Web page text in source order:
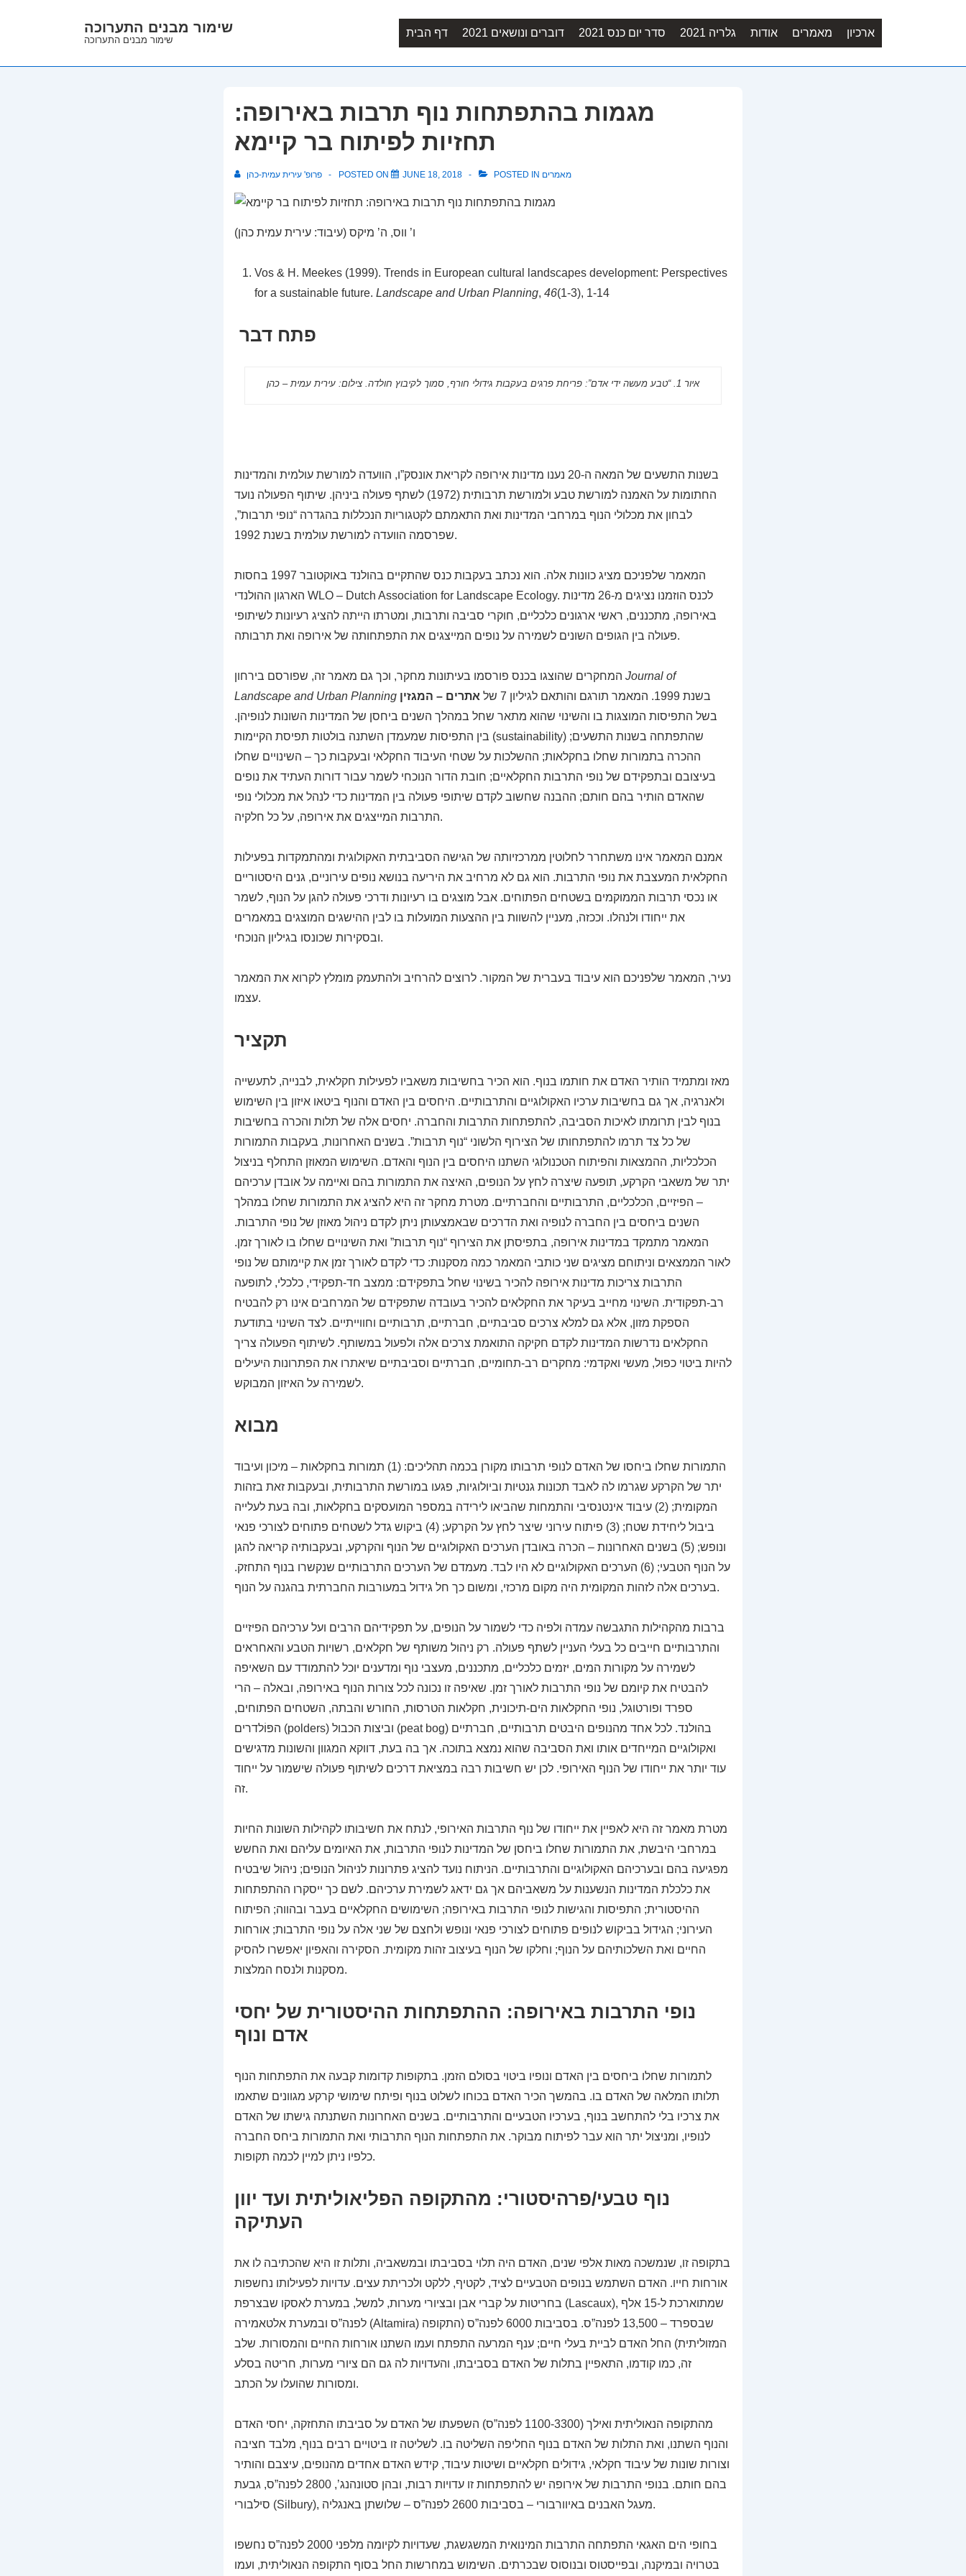
Main
שימור מבנים התערוכה
שימור מבנים התערוכה
Main
Navigation
דף הבית דוברים ונושאים 2021 סדר יום כנס 2021 גלריה 2021 אודות מאמרים ארכיון
מגמות בהתפתחות נוף תרבות באירופה:
תחזיות לפיתוח בר קיימא
פרופ' עירית עמית-כהן POSTED ON JUNE 18, 2018 POSTED IN מאמרים
ו’ ווס, ה’ מיקס (עיבוד: עירית עמית כהן)
Vos & H. Meekes (1999). Trends in European cultural landscapes development: Perspectives
for a sustainable future. Landscape and Urban Planning, 46(1-3), 1-14
פתח דבר
איור 1. “טבע מעשה ידי אדם”: פריחת פרגים בעקבות גידולי חורף, סמוך לקיבוץ חולדה. צילום: עירית עמית – כהן
בשנות התשעים של המאה ה-20 נענו מדינות אירופה לקריאת אונסק”ו, הוועדה למורשת עולמית והמדינות
החתומות על האמנה למורשת טבע ולמורשת תרבותית (1972) לשתף פעולה ביניהן. שיתוף הפעולה נועד
לבחון את מכלולי הנוף במרחבי המדינות ואת התאמתם לקטגוריות הנכללות בהגדרה “נופי תרבות”,
שפרסמה הוועדה למורשת עולמית בשנת 1992.
המאמר שלפניכם מציג כוונות אלה. הוא נכתב בעקבות כנס שהתקיים בהולנד באוקטובר 1997 בחסות
הארגון ההולנדי WLO – Dutch Association for Landscape Ecology. לכנס הוזמנו נציגים מ-26 מדינות
באירופה, מתכננים, ראשי ארגונים כלכליים, חוקרי סביבה ותרבות, ומטרתו הייתה להציג רעיונות לשיתופי
פעולה בין הגופים השונים לשמירה על נופים המייצגים את התפתחותה של אירופה ואת תרבותה.
Journal of
Landscape and Urban Planning
בשנת 1999. המאמר תורגם והותאם לגיליון 7 של
אתרים – המגזין
בשל התפיסות המוצגות בו והשינוי שהוא מתאר שחל במהלך השנים ביחסן של המדינות השונות לנופיהן.
בין התפיסות שמעמדן השתנה בולטות תפיסת הקיימות (sustainability) שהתפתחה בשנות התשעים;
ההכרה בתמורות שחלו בחקלאות; ההשלכות על שטחי העיבוד החקלאי ובעקבות כך – השינויים שחלו
בעיצובם ובתפקידם של נופי התרבות החקלאיים; חובת הדור הנוכחי לשמר עבור דורות העתיד את נופים
שהאדם הותיר בהם חותם; ההבנה שחשוב לקדם שיתופי פעולה בין המדינות כדי לנהל את מכלולי נופי
התרבות המייצגים את אירופה, על כל חלקיה.
אמנם המאמר אינו משתחרר לחלוטין ממרכזיותה של הגישה הסביבתית האקולוגית ומהתמקדות בפעילות
החקלאית המעצבת את נופי התרבות. הוא גם לא מרחיב את היריעה בנושא נופים עירוניים, גנים היסטוריים
או נכסי תרבות הממוקמים בשטחים הפתוחים. אבל מוצגים בו רעיונות ודרכי פעולה להגן על הנוף, לשמר
את ייחודו ולנהלו. וככזה, מעניין להשוות בין ההצעות המועלות בו לבין ההישגים המוצגים במאמרים
ובסקירות שכונסו בגיליון הנוכחי.
נעיר, המאמר שלפניכם הוא עיבוד בעברית של המקור. לרוצים להרחיב ולהתעמק מומלץ לקרוא את המאמר
עצמו.
תקציר
מאז ומתמיד הותיר האדם את חותמו בנוף. הוא הכיר בחשיבות משאביו לפעילות חקלאית, לבנייה, לתעשייה
ולאנרגיה, אך גם בחשיבות ערכיו האקולוגיים והתרבותיים. היחסים בין האדם והנוף ביטאו איזון בין השימוש
בנוף לבין תרומתו לאיכות הסביבה, להתפתחות התרבות והחברה. יחסים אלה של תלות והכרה בחשיבות
של כל צד תרמו להתפתחותו של הצירוף הלשוני “נוף תרבות”. בשנים האחרונות, בעקבות התמורות
הכלכליות, ההמצאות והפיתוח הטכנולוגי השתנו היחסים בין הנוף והאדם. השימוש המאוזן התחלף בניצול
יתר של משאבי הקרקע, תופעה שיצרה לחץ על הנופים, האיצה את התמורות בהם ואיימה על אובדן ערכיהם
– הפיזיים, הכלכליים, התרבותיים והחברתיים. מטרת מחקר זה היא להציג את התמורות שחלו במהלך
השנים ביחסים בין החברה לנופיה ואת הדרכים שבאמצעותן ניתן לקדם ניהול מאוזן של נופי התרבות.
המאמר מתמקד במדינות אירופה, בתפיסתן את הצירוף “נוף תרבות” ואת השינויים שחלו בו לאורך זמן.
לאור הממצאים וניתוחם מציגים שני כותבי המאמר כמה מסקנות: כדי לקדם לאורך זמן את קיימותם של נופי
התרבות צריכות מדינות אירופה להכיר בשינוי שחל בתפקידם: ממצב חד-תפקידי, כלכלי, לתופעה
רב-תפקודית. השינוי מחייב בעיקר את החקלאים להכיר בעובדה שתפקידם של המרחבים אינו רק להבטיח
הספקת מזון, אלא גם למלא צרכים סביבתיים, חברתיים, תרבותיים וחווייתיים. לצד השינוי בתודעת
החקלאים נדרשות המדינות לקדם חקיקה התואמת צרכים אלה ולפעול במשותף. לשיתוף הפעולה צריך
להיות ביטוי כפול, מעשי ואקדמי: מחקרים רב-תחומיים, חברתיים וסביבתיים שיאתרו את הפתרונות היעילים
לשמירה על האיזון המבוקש.
מבוא
התמורות שחלו ביחסו של האדם לנופי תרבותו מקורן בכמה תהליכים: (1) תמורות בחקלאות – מיכון ועיבוד
יתר של הקרקע שגרמו לה לאבד תכונות גנטיות וביולוגיות, פגעו במורשת התרבותית, ובעקבות זאת בזהות
המקומית; (2) עיבוד אינטנסיבי והתמחות שהביאו לירידה במספר המועסקים בחקלאות, ובה בעת לעלייה
ביבול ליחידת שטח; (3) פיתוח עירוני שיצר לחץ על הקרקע; (4) ביקוש גדל לשטחים פתוחים לצורכי פנאי
ונופש; (5) בשנים האחרונות – הכרה באובדן הערכים האקולוגיים של הנוף והקרקע, ובעקבותיה קריאה להגן
על הנוף הטבעי; (6) הערכים האקולוגיים לא היו לבד. מעמדם של הערכים התרבותיים שנקשרו בנוף התחזק.
בערכים אלה לזהות המקומית היה מקום מרכזי, ומשום כך חל גידול במעורבות החברתית בהגנה על הנוף.
ברבות מהקהילות התגבשה עמדה ולפיה כדי לשמור על הנופים, על תפקידיהם הרבים ועל ערכיהם הפיזיים
והתרבותיים חייבים כל בעלי העניין לשתף פעולה. רק ניהול משותף של חקלאים, רשויות הטבע והאחראים
לשמירה על מקורות המים, יזמים כלכליים, מתכננים, מעצבי נוף ומדענים יוכל להתמודד עם השאיפה
להבטיח את קיומם של נופי התרבות לאורך זמן. שאיפה זו נכונה לכל צורות הנוף באירופה, ובאלה – הרי
ספרד ופורטוגל, נופי החקלאות הים-תיכונית, חקלאות הטרסות, החורש והבתה, השטחים הפתוחים,
הפּוֹלדרים (polders) וביצות הכבול (peat bog) בהולנד. לכל אחד מהנופים היבטים תרבותיים, חברתיים
ואקולוגיים המייחדים אותו ואת הסביבה שהוא נמצא בתוכה. אך בה בעת, דווקא המגוון והשונות מדגישים
עוד יותר את ייחודו של הנוף האירופי. לכן יש חשיבות רבה במציאת דרכים לשיתוף פעולה שישמור על ייחוד
זה.
מטרת מאמר זה היא לאפיין את ייחודו של נוף התרבות האירופי, לנתח את חשיבותו לקהילות השונות החיות
במרחבי היבשת, את התמורות שחלו ביחסן של המדינות לנופי התרבות, את האיומים עליהם ואת החשש
מפגיעה בהם ובערכיהם האקולוגיים והתרבותיים. הניתוח נועד להציג פתרונות לניהול הנופים; ניהול שיבטיח
את כלכלת המדינות הנשענות על משאביהם אך גם ידאג לשמירת ערכיהם. לשם כך ייסקרו ההתפתחות
ההיסטורית; התפיסות והגישות לנופי התרבות באירופה; השימושים החקלאיים בעבר ובהווה; הפיתוח
העירוני; הגידול בביקוש לנופים פתוחים לצורכי פנאי ונופש ולחצם של שני אלה על נופי התרבות; אורחות
החיים ואת השלכותיהם על הנוף; וחלקו של הנוף בעיצוב זהות מקומית. הסקירה והאפיון יאפשרו להסיק
מסקנות ולנסח המלצות.
נופי התרבות באירופה: ההתפתחות ההיסטורית של יחסי
אדם ונוף
לתמורות שחלו ביחסים בין האדם ונופיו ביטוי בסולם הזמן. בתקופות קדומות קבעה את התפתחות הנוף
תלותו המלאה של האדם בו. בהמשך הכיר האדם בכוחו לשלוט בנוף ופיתח שימושי קרקע מגוונים שתאמו
את צרכיו בלי להתחשב בנוף, בערכיו הטבעיים והתרבותיים. בשנים האחרונות השתנתה גישתו של האדם
לנופיו, ומניצול יתר הוא עבר לפיתוח מבוקר. את התפתחות הנוף התרבותי ואת התמורות ביחס החברה
כלפיו ניתן למיין לכמה תקופות.
נוף טבעי/פרהיסטורי: מהתקופה הפליאוליתית ועד יוון
העתיקה
בתקופה זו, שנמשכה מאות אלפי שנים, האדם היה תלוי בסביבתו ובמשאביה, ותלות זו היא שהכתיבה לו את
אורחות חייו. האדם השתמש בנופים הטבעיים לציד, לקטיף, ללקט ולכריתת עצים. עדויות לפעילותו נחשפות
בחריטות על קברי אבן ובציורי מערות, למשל, במערת לאסקו שבצרפת (Lascaux), שמתוארכת ל-15 אלף
לפנה”ס ובמערת אלטאמירה (Altamira) שבספרד – 13,500 לפנה”ס. בסביבות 6000 לפנה”ס (התקופה
המזוליתית) החל האדם לביית בעלי חיים; ענף המרעה התפתח ועמו השתנו אורחות החיים והמסורות. שלב
זה, כמו קודמו, התאפיין בתלות של האדם בסביבתו, והעדויות לה גם הם ציורי מערות, חריטה בסלע
ומסורות שהועלו על הכתב.
מהתקופה הנאוליתית ואילך (1100-3300 לפנה”ס) השפעתו של האדם על סביבתו התחזקה, יחסי האדם
והנוף השתנו, ואת התלות של האדם בנוף החליפה השליטה בו. לשליטה זו ביטויים רבים בנוף, מלבד חציבה
וצורות שונות של עיבוד חקלאי, גידולים חקלאיים ושיטות עיבוד, קידש האדם אחדים מהנופים, עיצבם והותיר
בהם חותם. בנופי התרבות של אירופה יש להתפתחות זו עדויות רבות, ובהן סטונהנג’, 2800 לפנה”ס, גבעת
סילבורי (Silbury), מעגל האבנים באיוורבורי – בסביבות 2600 לפנה”ס – שלושתן באנגליה.
בחופי הים האגאי התפתחה התרבות המינואית המשגשגת, שעדויות לקיומה מלפני 2000 לפנה”ס נחשפו
בטרויה ובמיקנה, ובפייסטוס ובנוסוס שבכרתים. השימוש במחרשות החל בסוף התקופה הנאוליתית, ועמו